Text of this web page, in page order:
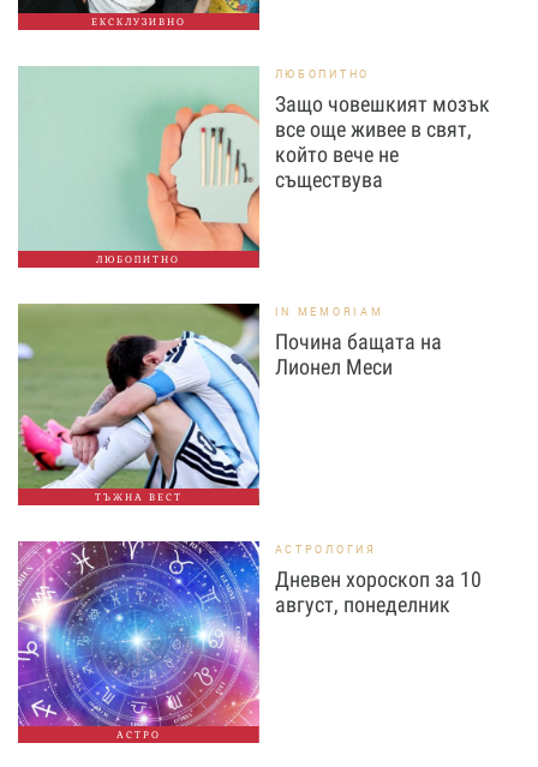
ЕКСКЛУЗИВНО
ЛЮБОПИТНО
ЛЮБОПИТНО
Защо човешкият мозък
все още живее в свят,
който вече не
съществува
ТЪЖНА ВЕСТ
IN MEMORIAM
Почина бащата на
Лионел Меси
АСТРО
АСТРОЛОГИЯ
Дневен хороскоп за 10
август, понеделник